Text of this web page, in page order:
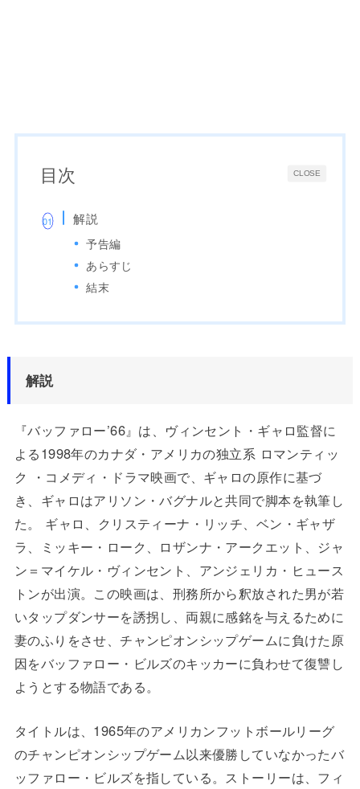
CLOSE
目次
解説
予告編
あらすじ
結末
解説
『バッファロー’66』は、ヴィンセント・ギャロ監督に
よる1998年のカナダ・アメリカの独立系 ロマンティッ
ク ・コメディ・ドラマ映画で、ギャロの原作に基づ
き、ギャロはアリソン・バグナルと共同で脚本を執筆し
た。 ギャロ、クリスティーナ・リッチ、ベン・ギャザ
ラ、ミッキー・ローク、ロザンナ・アークエット、ジャ
ン＝マイケル・ヴィンセント、アンジェリカ・ヒュース
トンが出演。この映画は、刑務所から釈放された男が若
いタップダンサーを誘拐し、両親に感銘を与えるために
妻のふりをさせ、チャンピオンシップゲームに負けた原
因をバッファロー・ビルズのキッカーに負わせて復讐し
ようとする物語である。
タイトルは、1965年のアメリカンフットボールリーグ
のチャンピオンシップゲーム以来優勝していなかったバ
ッファロー・ビルズを指している。ストーリーは、フィ